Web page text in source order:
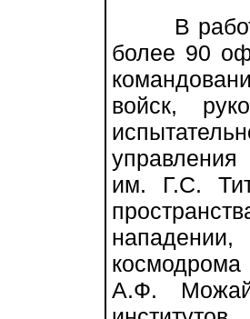
В
более 90
войск,
им. Г.С.
А.Ф.